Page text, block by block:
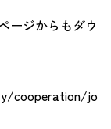
ージからもダウ
cooperation/jo